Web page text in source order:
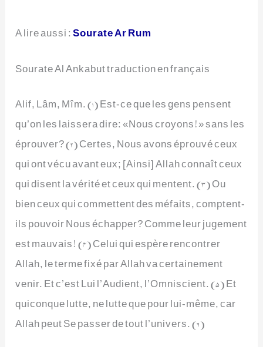
A lire aussi :Sourate Ar Rum
Sourate Al Ankabut traduction en français
Alif, Lâm, Mîm. (1) Est-ce que les gens pensent
qu’on les laissera dire: «Nous croyons!» sans les
éprouver? (2) Certes, Nous avons éprouvé ceux
qui ont vécu avant eux; [Ainsi] Allah connaît ceux
qui disent la vérité et ceux qui mentent. (3) Ou
bien ceux qui commettent des méfaits, comptent-
ils pouvoir Nous échapper? Comme leur jugement
est mauvais! (4) Celui qui espère rencontrer
Allah, le terme fixé par Allah va certainement
venir. Et c’est Lui l’Audient, l’Omniscient. (5) Et
quiconque lutte, ne lutte que pour lui-même, car
Allah peut Se passer de tout l’univers. (6)